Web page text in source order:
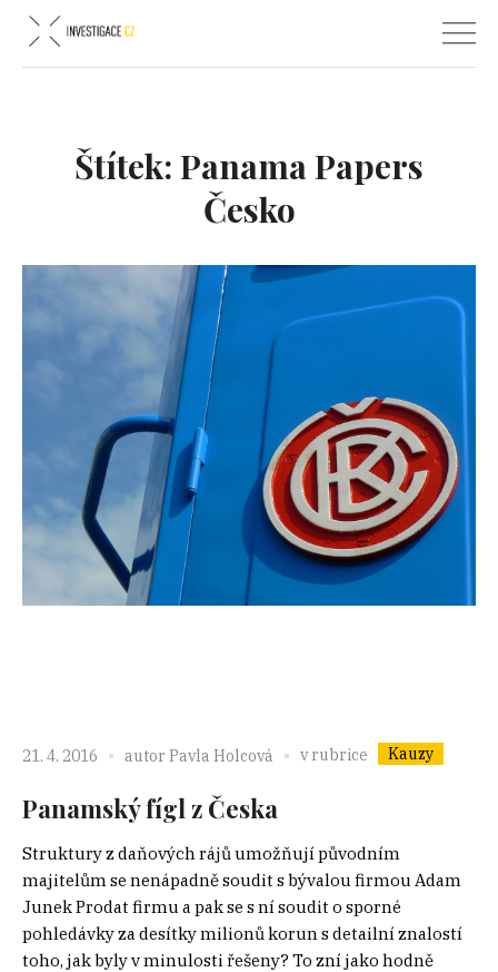
Štítek: Panama Papers
Česko
21. 4. 2016 autor Pavla Holcová v rubrice Kauzy
Panamský fígl z Česka
Struktury z daňových rájů umožňují původním
majitelům se nenápadně soudit s bývalou firmou Adam
Junek Prodat firmu a pak se s ní soudit o sporné
pohledávky za desítky milionů korun s detailní znalostí
toho, jak byly v minulosti řešeny? To zní jako hodně